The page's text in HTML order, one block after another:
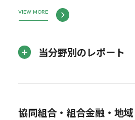
VIEW MORE
当分野別のレポート
協同組合・組合金融・地域